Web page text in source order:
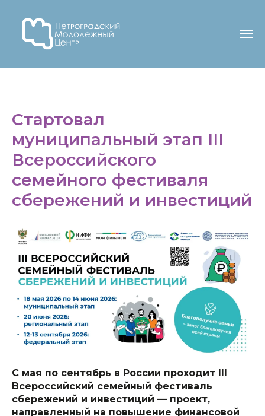
Стартовал
муниципальный этап III
Всероссийского
семейного фестиваля
сбережений и инвестиций
С мая по сентябрь в России проходит III
Всероссийский семейный фестиваль
сбережений и инвестиций — проект,
направленный на повышение финансовой